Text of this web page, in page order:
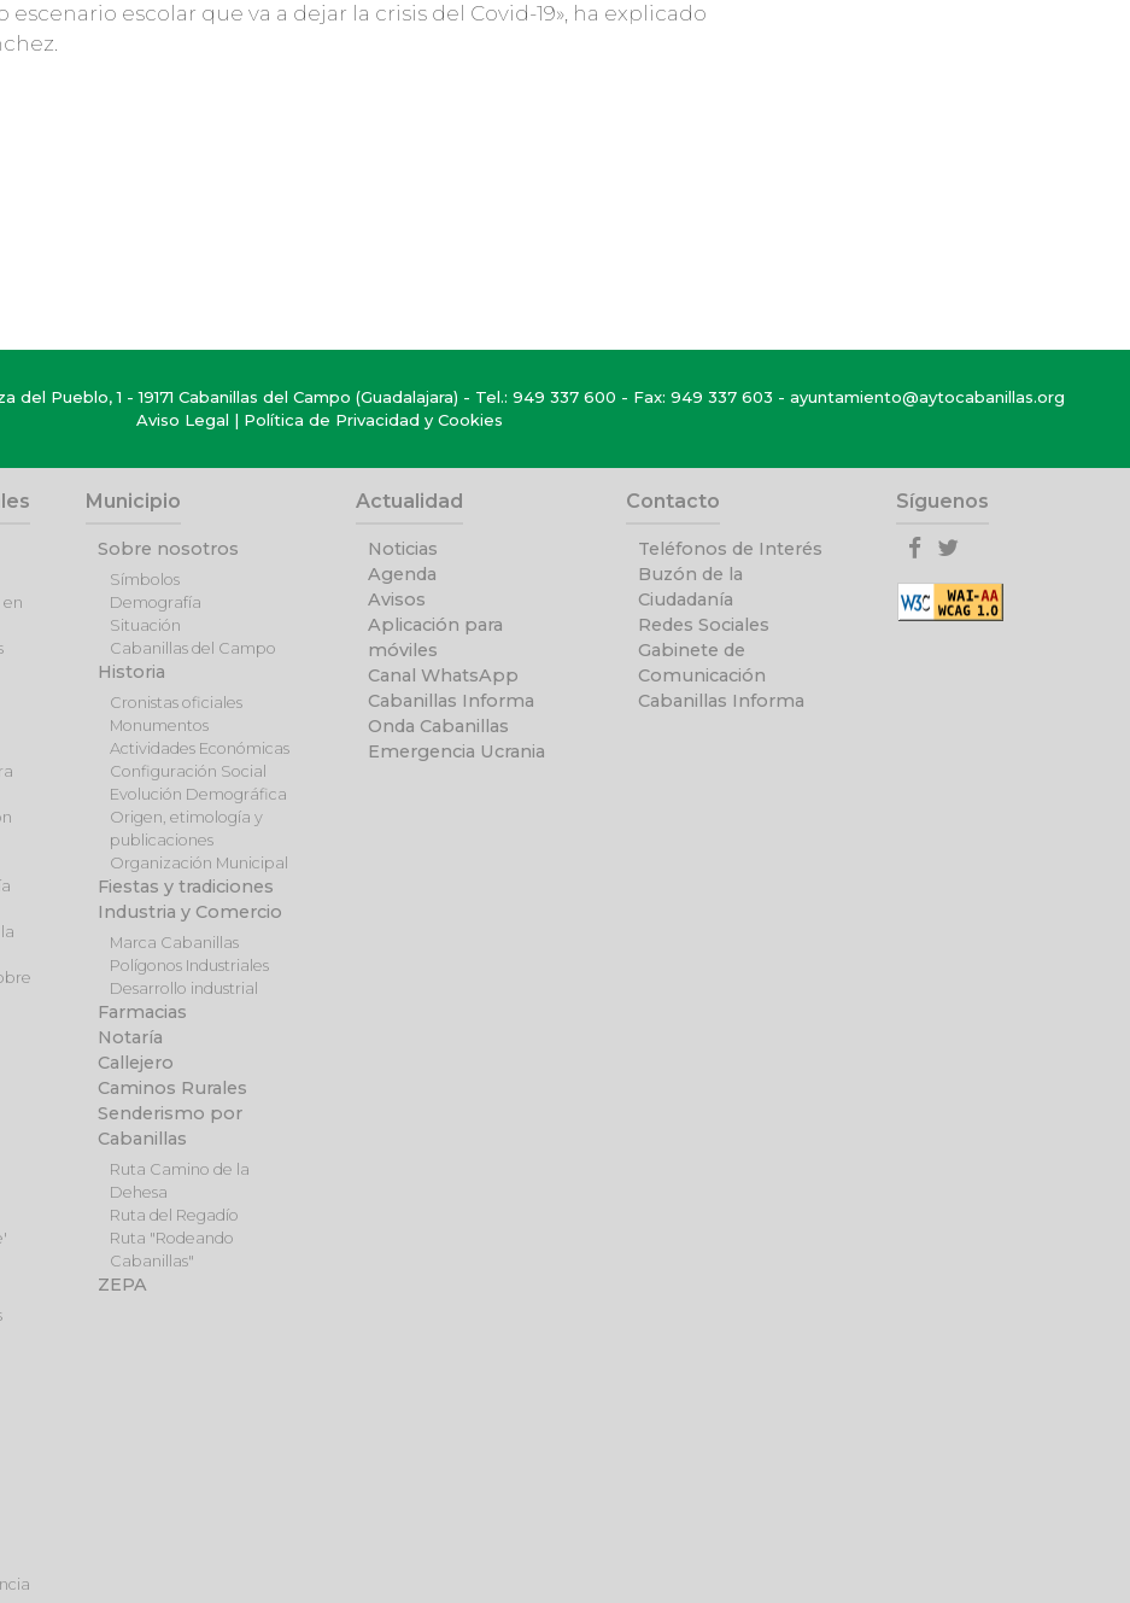
escolar que va a dejar la crisis del Covid-19», ha explicado
del Pueblo, 1 - 19171 Cabanillas del Campo (Guadalajara) - Tel.: 949 337 600 - Fax: 949 337 603 - ayuntamiento@aytocabanillas.org
Aviso Legal | Política de Privacidad y Cookies
Municipio
Sobre nosotros
Símbolos
Demografía
Situación
Cabanillas del Campo
Historia
Cronistas oficiales
Monumentos
Actividades Económicas
Configuración Social
Evolución Demográfica
Origen, etimología y
publicaciones
Organización Municipal
Fiestas y tradiciones
Industria y Comercio
Marca Cabanillas
Polígonos Industriales
Desarrollo industrial
Farmacias
Notaría
Callejero
Caminos Rurales
Senderismo por
Cabanillas
Ruta Camino de la
Dehesa
Ruta del Regadío
Ruta "Rodeando
Cabanillas"
ZEPA
Actualidad
Noticias
Agenda
Avisos
Aplicación para
móviles
Canal WhatsApp
Cabanillas Informa
Onda Cabanillas
Emergencia Ucrania
Contacto
Teléfonos de Interés
Buzón de la
Ciudadanía
Redes Sociales
Gabinete de
Comunicación
Cabanillas Informa
Síguenos